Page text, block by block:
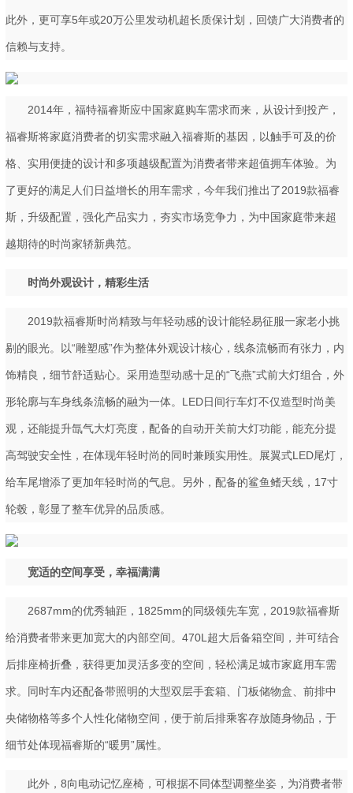
此外，更可享5年或20万公里发动机超长质保计划，回馈广大消费者的
信赖与支持。
2014年，福特福睿斯应中国家庭购车需求而来，从设计到投产，
福睿斯将家庭消费者的切实需求融入福睿斯的基因，以触手可及的价
格、实用便捷的设计和多项越级配置为消费者带来超值拥车体验。为
了更好的满足人们日益增长的用车需求，今年我们推出了2019款福睿
斯，升级配置，强化产品实力，夯实市场竞争力，为中国家庭带来超
越期待的时尚家轿新典范。
时尚外观设计，精彩生活
2019款福睿斯时尚精致与年轻动感的设计能轻易征服一家老小挑
剔的眼光。以“雕塑感”作为整体外观设计核心，线条流畅而有张力，内
饰精良，细节舒适贴心。采用造型动感十足的“飞燕”式前大灯组合，外
形轮廓与车身线条流畅的融为一体。LED日间行车灯不仅造型时尚美
观，还能提升氙气大灯亮度，配备的自动开关前大灯功能，能充分提
高驾驶安全性，在体现年轻时尚的同时兼顾实用性。展翼式LED尾灯，
给车尾增添了更加年轻时尚的气息。另外，配备的鲨鱼鳍天线，17寸
轮毂，彰显了整车优异的品质感。
宽适的空间享受，幸福满满
2687mm的优秀轴距，1825mm的同级领先车宽，2019款福睿斯
给消费者带来更加宽大的内部空间。470L超大后备箱空间，并可结合
后排座椅折叠，获得更加灵活多变的空间，轻松满足城市家庭用车需
求。同时车内还配备带照明的大型双层手套箱、门板储物盒、前排中
央储物格等多个人性化储物空间，便于前后排乘客存放随身物品，于
细节处体现福睿斯的“暖男”属性。
此外，8向电动记忆座椅，可根据不同体型调整坐姿，为消费者带